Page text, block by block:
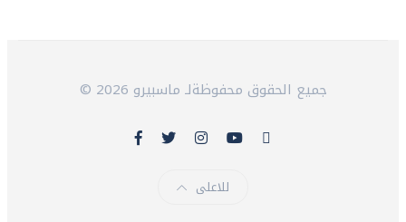
© 2026 جميع الحقوق محفوظةلـ ماسبيرو
للاعلى